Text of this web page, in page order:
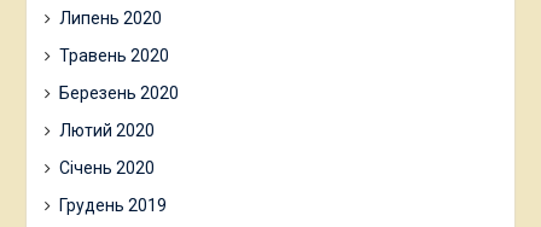
Липень 2020
Травень 2020
Березень 2020
Лютий 2020
Січень 2020
Грудень 2019